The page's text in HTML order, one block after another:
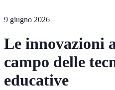
9 giugno 2026
Le innovazioni
campo delle
educative